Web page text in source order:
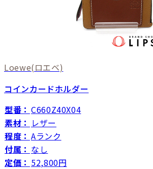
Loewe(ロエベ)
コインカードホルダー
型番： C660Z40X04
素材： レザー
程度： Aランク
付属： なし
定価： 52,800円